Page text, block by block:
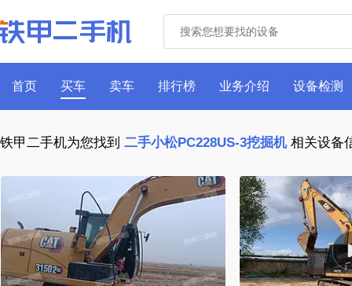
首页 买车 卖车 排行榜 业务介绍 设备检测
铁甲二手机为您找到 二手小松PC228US-3挖掘机相关设备